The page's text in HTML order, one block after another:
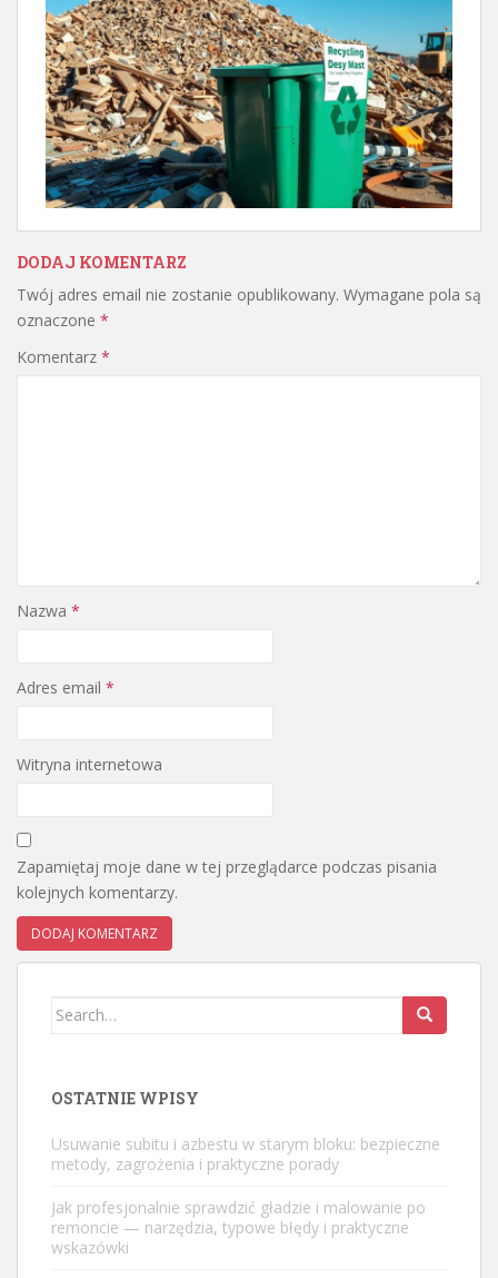
DODAJ KOMENTARZ
Twój adres email nie zostanie opublikowany. Wymagane pola są
oznaczone *
Komentarz *
Nazwa *
Adres email *
Witryna internetowa
Zapamiętaj moje dane w tej przeglądarce podczas pisania
kolejnych komentarzy.
Search
OSTATNIE WPISY
Usuwanie subitu i azbestu w starym bloku: bezpieczne
metody, zagrożenia i praktyczne porady
Jak profesjonalnie sprawdzić gładzie i malowanie po
remoncie — narzędzia, typowe błędy i praktyczne
wskazówki